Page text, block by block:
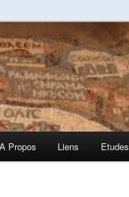
A Propos Liens Etudes